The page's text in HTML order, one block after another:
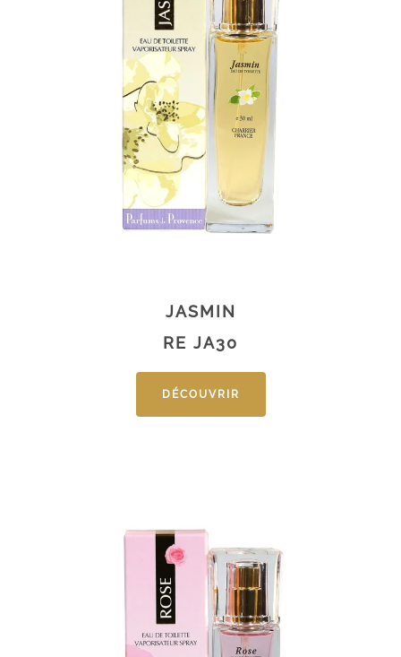
JASMIN
RE JA30
DÉCOUVRIR